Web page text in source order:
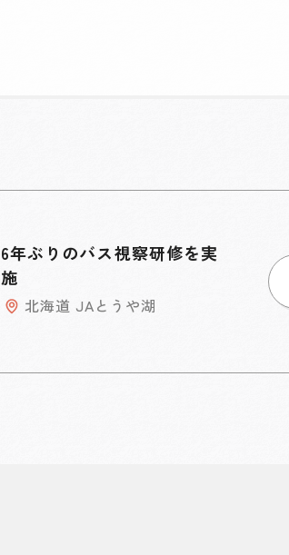
6年ぶりのバス視察研修を実
施
北海道 JAとうや湖